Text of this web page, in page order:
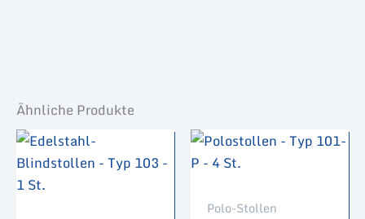
Ähnliche Produkte
Polo-Stollen